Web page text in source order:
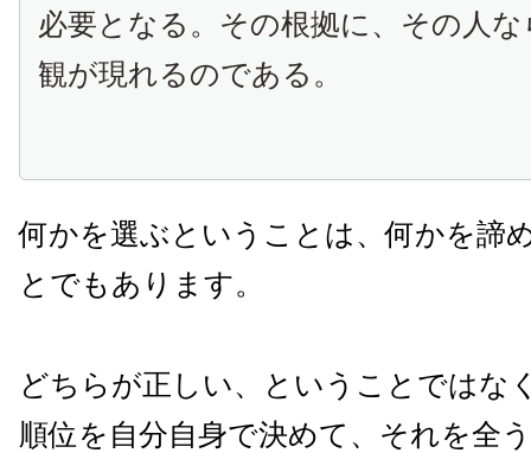
必要となる。その根拠に、その人
観が現れるのである。
何かを選ぶということは、何かを諦
とでもあります。
どちらが正しい、ということではな
順位を自分自身で決めて、それを全